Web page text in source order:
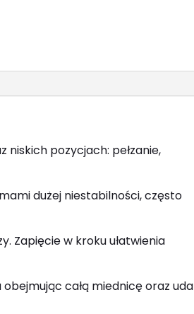
pozycjach: pełzanie,
dużej niestabilności, często
Zapięcie w kroku ułatwienia
całą miednicę oraz uda